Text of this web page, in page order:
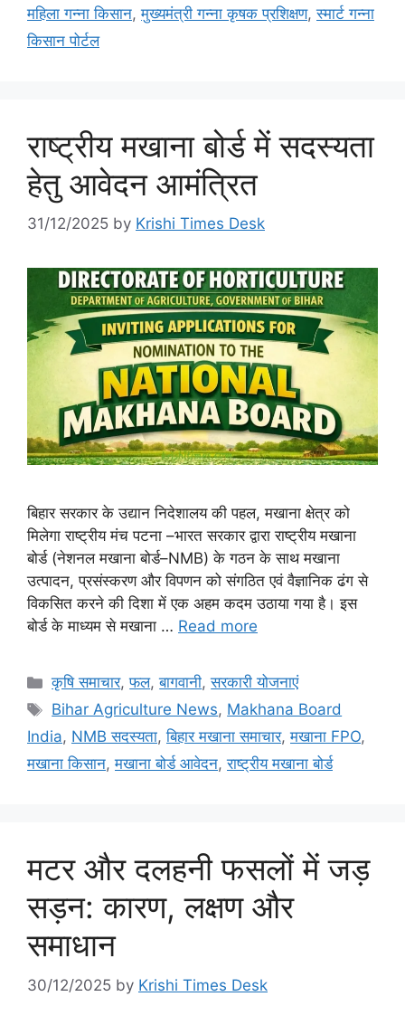
महिला गन्ना किसान,मुख्यमंत्री गन्ना कृषक प्रशिक्षण,स्मार्ट गन्ना
किसान पोर्टल
राष्ट्रीय मखाना बोर्ड में सदस्यता
हेतु आवेदन आमंत्रित
31/12/2025 by Krishi Times Desk
बिहार सरकार के उद्यान निदेशालय की पहल, मखाना क्षेत्र को
मिलेगा राष्ट्रीय मंच पटना –भारत सरकार द्वारा राष्ट्रीय मखाना
बोर्ड (नेशनल मखाना बोर्ड–NMB) के गठन के साथ मखाना
उत्पादन, प्रसंस्करण और विपणन को संगठित एवं वैज्ञानिक ढंग से
विकसित करने की दिशा में एक अहम कदम उठाया गया है। इस
बोर्ड के माध्यम से मखाना … Read more
कृषि समाचार,फल,बागवानी,सरकारी योजनाएं
Bihar Agriculture News, Makhana Board
India, NMB सदस्यता,बिहार मखाना समाचार,मखाना FPO,
मखाना किसान,मखाना बोर्ड आवेदन,राष्ट्रीय मखाना बोर्ड
मटर और दलहनी फसलों में जड़
सड़न: कारण, लक्षण और
समाधान
30/12/2025 by Krishi Times Desk